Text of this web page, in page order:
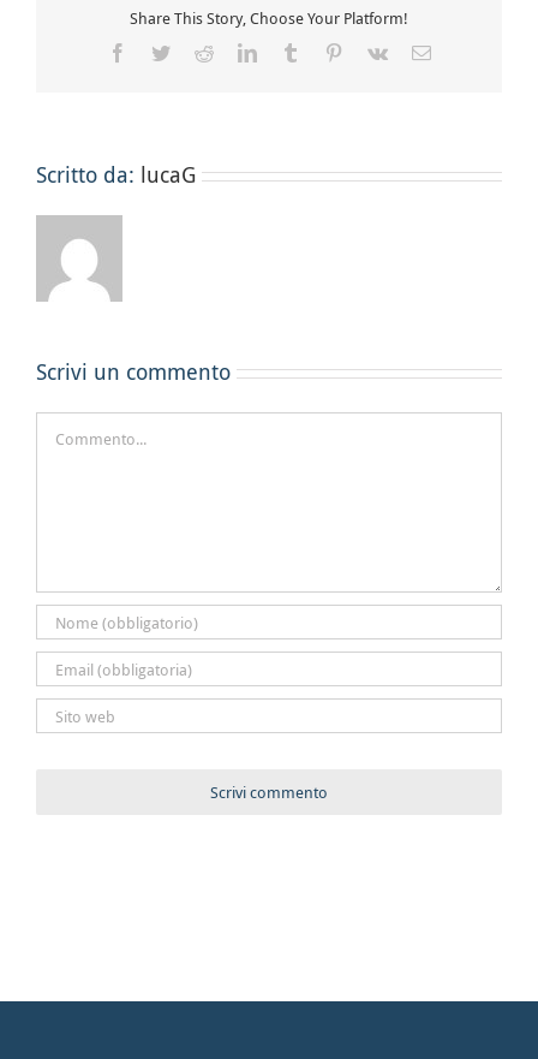
Share This Story, Choose Your Platform!
Facebook
TwitterRedditLinkedInTumblr Pinterest
Vk Email
Scritto da: lucaG
Scrivi un commento